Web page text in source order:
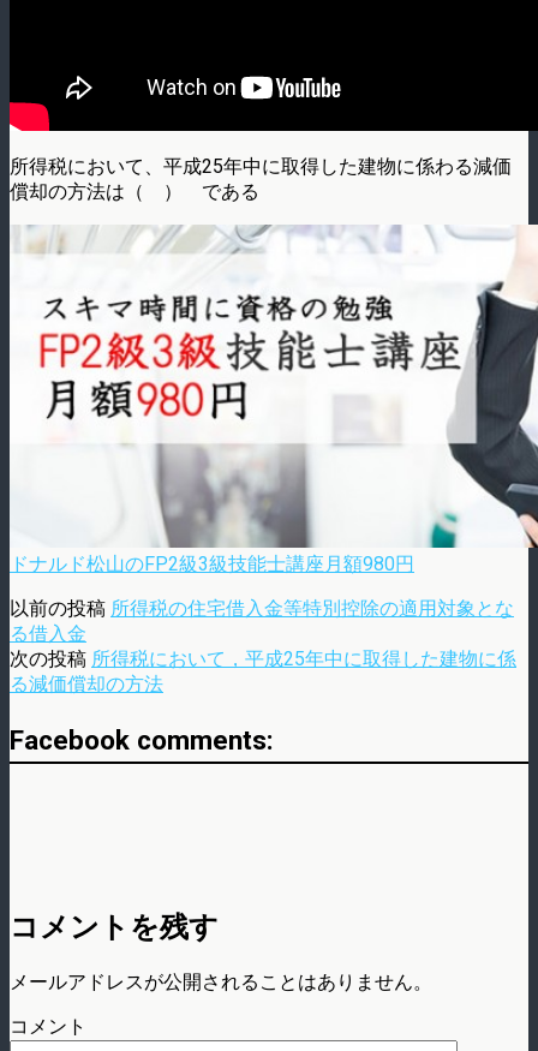
所得税において、平成25年中に取得した建物に係わる減価
償却の方法は（ ） である
ドナルド松山のFP2級3級技能士講座月額980円
以前の投稿 所得税の住宅借入金等特別控除の適用対象とな
る借入金
次の投稿 所得税において，平成25年中に取得した建物に係
る減価償却の方法
Facebook comments:
コメントを残す
メールアドレスが公開されることはありません。
コメント